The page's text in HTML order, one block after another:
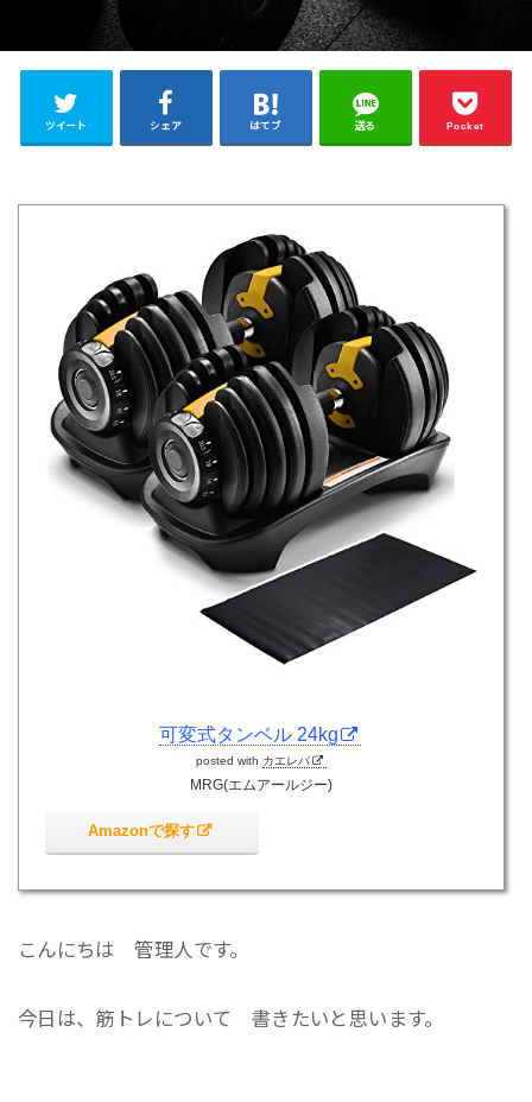
ツイート シェア はてブ 送る Pocket
可変式タンベル 24kg
posted with カエレバ
MRG(エムアールジー)
Amazonで探す
こんにちは 管理人です。
今日は、筋トレについて 書きたいと思います。